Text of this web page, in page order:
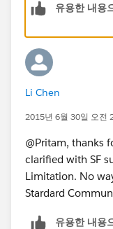
유용한 내용
Li Chen
2015년 6월 30일 오전
@Pritam, thanks
clarified with SF
Limitation. No
Stardard
유용한 내용